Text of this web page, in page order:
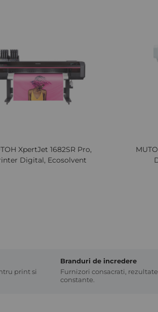
XpertJet 1682SR Pro,
Digital, Ecosolvent
print si
Branduri de incredere
Furnizori consacrati, rezultate
constante.